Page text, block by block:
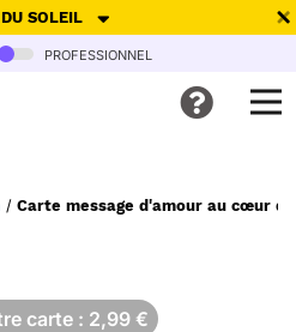
SOLEIL
SUMMER26pour envoyer des
afficher
professionnel
/ Carte message d'amour au cœur
carte : 2,99 €